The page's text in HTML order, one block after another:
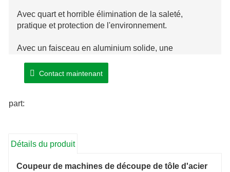
Avec quart et horrible élimination de la saleté,
pratique et protection de l'environnement.
Avec un faisceau en aluminium solide, une
régulièrement, des performances globales ordinaires
et une stabilité immodérée.
Avec le corps du matelas de soudage, une plus
Contact maintenant
part:
Détails du produit
Coupeur de machines de découpe de tôle d'acier